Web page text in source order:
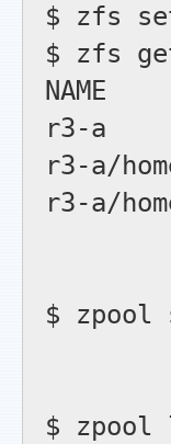
$ zfs set
$ zfs
NAME
r3-a
r3-a/
r3-a/
$ zpool
$ zpool